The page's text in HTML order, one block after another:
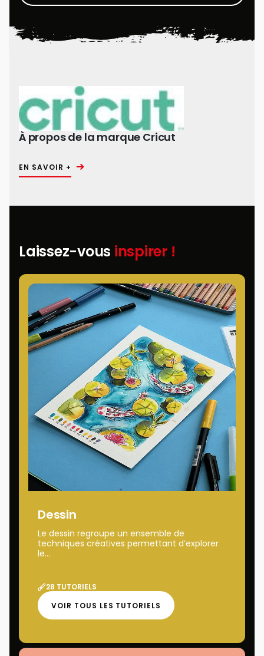
À propos de la marque Cricut
EN SAVOIR +
Laissez-vous inspirer !
Dessin
Le dessin regroupe un ensemble de
techniques créatives permettant d’explorer
le...
28 TUTORIELS
VOIR TOUS LES TUTORIELS